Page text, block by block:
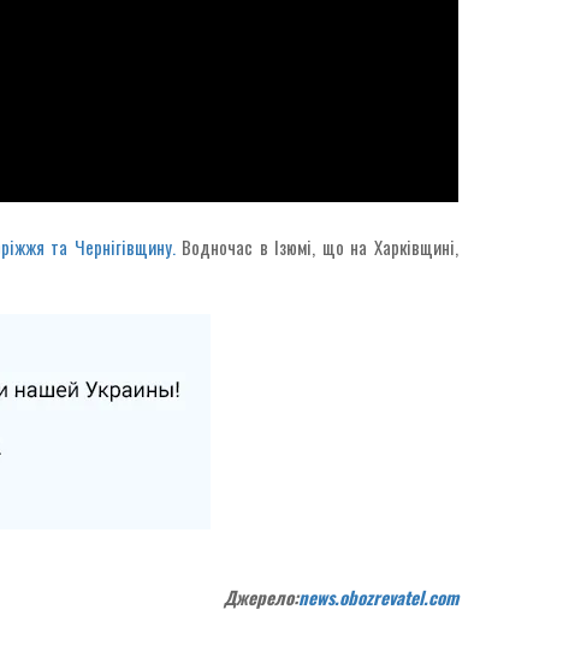
та Чернігівщину.Водночас в Ізюмі, що на Харківщині,
Джерело:news.obozrevatel.com